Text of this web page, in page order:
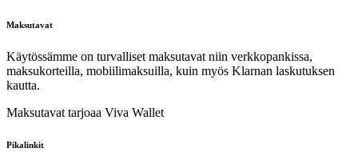
Maksutavat
Käytössämme on turvalliset maksutavat niin verkkopankissa,
maksukorteilla, mobiilimaksuilla, kuin myös Klarnan laskutuksen
kautta.
Maksutavat tarjoaa Viva Wallet
Pikalinkit